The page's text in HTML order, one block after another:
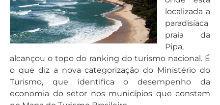
localizada a
paradisíaca
praia da
Pipa,
alcançou o topo do ranking do turismo nacional. É
o que diz a nova categorização do Ministério do
Turismo, que identifica o desempenho da
economia do setor nos municípios que constam